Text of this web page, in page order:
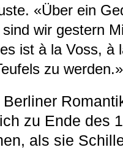
«Über ein
wir gestern
ist à la Voss, à
zu werden.»
zu Ende des
als sie